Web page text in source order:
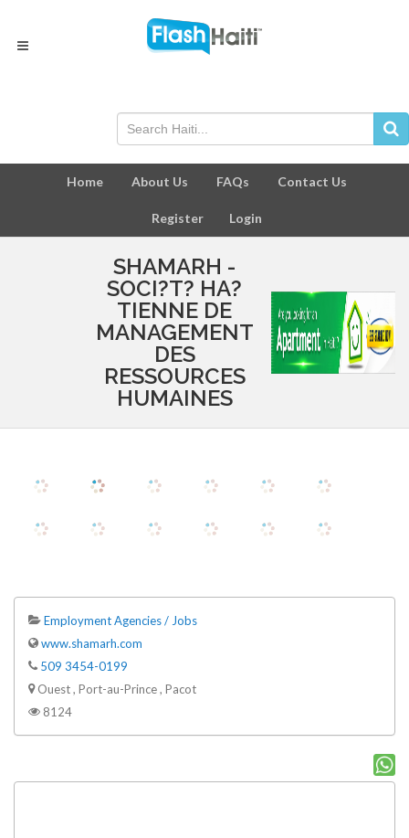
Home About Us FAQs Contact Us
Register Login
SHAMARH -
SOCI?T? HA?
TIENNE DE
MANAGEMENT
DES
RESSOURCES
HUMAINES
Employment Agencies / Jobs
www.shamarh.com
509 3454-0199
Ouest , Port-au-Prince , Pacot
8124